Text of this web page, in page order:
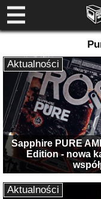
Sapphire PURE
Edition - nowa
Aktualności
Aktualności